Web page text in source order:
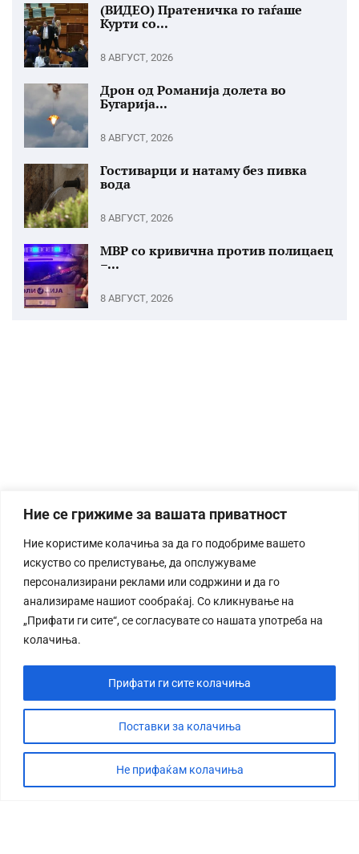
Ние се грижиме за вашата приватност
Ние користиме колачиња за да го подобриме вашето
искуство со прелистување, да опслужуваме
персонализирани реклами или содржини и да го
анализираме нашиот сообраќај. Со кликнување на
„Прифати ги сите“, се согласувате со нашата употреба на
колачиња.
Поставки за колачиња
Не прифаќам колачиња
Прифати ги сите колачиња
(ВИДЕО) Пратеничка го гаѓаше
Курти со...
8 АВГУСТ, 2026
Дрон од Романија долета во
Бугарија...
8 АВГУСТ, 2026
Гостиварци и натаму без пивка
вода
8 АВГУСТ, 2026
МВР со кривична против полицаец
–...
8 АВГУСТ, 2026